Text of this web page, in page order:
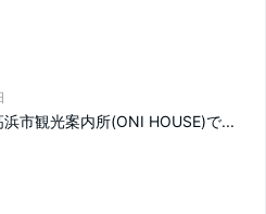
市観光案内所(ONI HOUSE)で...